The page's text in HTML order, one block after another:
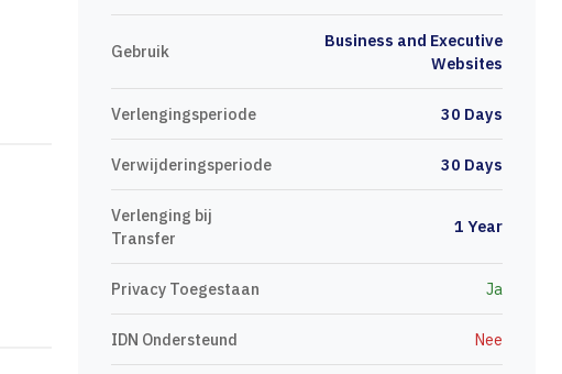
Gebruik
Business and Executive
Websites
Verlengingsperiode 30 Days
Verwijderingsperiode 30 Days
Verlenging bij
Transfer
1 Year
Privacy Toegestaan Ja
IDN Ondersteund Nee